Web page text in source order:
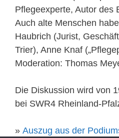
Pflegeexperte, Autor des
Auch alte Menschen
Haubrich (Jurist,
Trier), Anne Knaf
Moderation: Thomas
Die Diskussion wird von
bei SWR4 Rheinland-
» Auszug aus der